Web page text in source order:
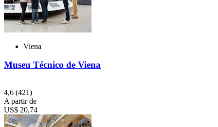
Viena
Museu Técnico de Viena
4,6 (421)
A partir de
US$ 20,74